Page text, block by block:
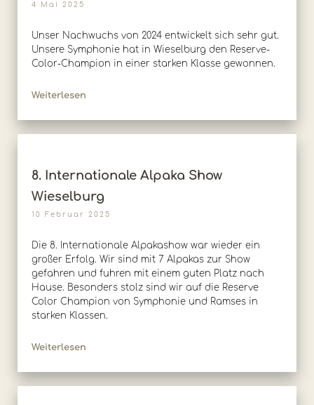
4 Mai 2025
Unser Nachwuchs von 2024 entwickelt sich sehr gut.
Unsere Symphonie hat in Wieselburg den Reserve-
Color-Champion in einer starken Klasse gewonnen.
Weiterlesen
8. Internationale Alpaka Show
Wieselburg
10 Februar 2025
Die 8. Internationale Alpakashow war wieder ein
großer Erfolg. Wir sind mit 7 Alpakas zur Show
gefahren und fuhren mit einem guten Platz nach
Hause. Besonders stolz sind wir auf die Reserve
Color Champion von Symphonie und Ramses in
starken Klassen.
Weiterlesen